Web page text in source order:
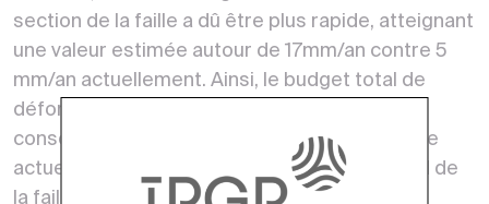
section de la faille a dû être plus rapide, atteignant
une valeur estimée autour de 17mm/an contre 5
mm/an actuellement. Ainsi, le budget total de
déformation pourrait avoir été largement
consommé, ce qui pourrait expliquer l’absence
actuel de grands séismes sur le segment sud de
la faille de San Andreas.